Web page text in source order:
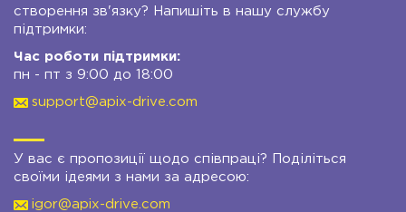
створення зв'язку? Напишіть в нашу службу
підтримки:
Час роботи підтримки:
пн - пт з 9:00 до 18:00
support@apix-drive.com
У вас є пропозиції щодо співпраці? Поділіться
своїми ідеями з нами за адресою:
igor@apix-drive.com